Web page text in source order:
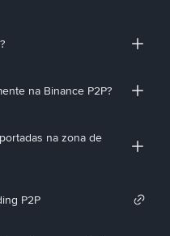
na Binance P2P?
na zona de
P2P